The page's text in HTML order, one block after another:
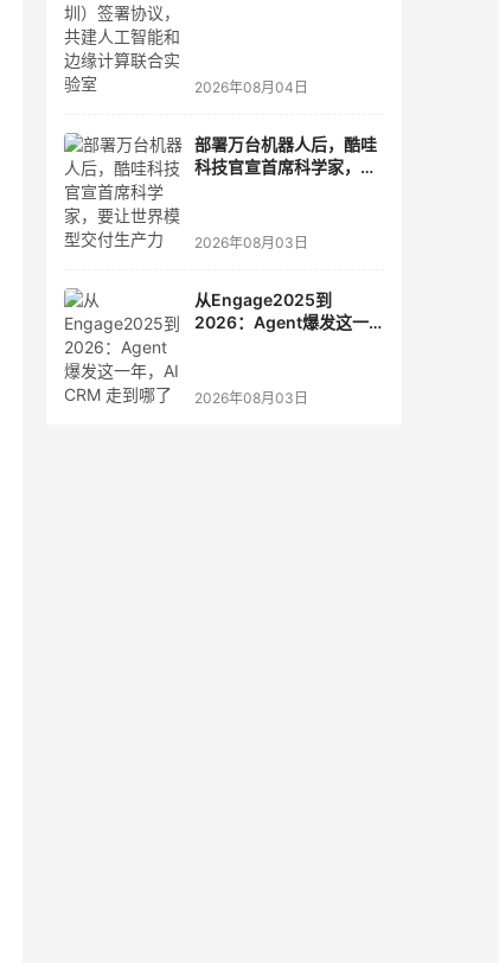
2026年08月04日
部署万台机器人后，酷哇
科技官宣首席科学家，要
2026年08月03日
从Engage2025到
2026：Agent爆发这一
2026年08月03日